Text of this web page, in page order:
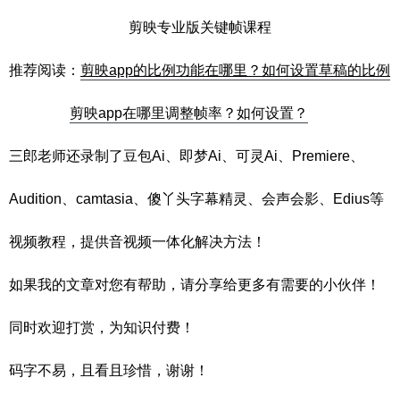
剪映专业版关键帧课程
推荐阅读： 剪映app的比例功能在哪里？如何设置草稿的比例
剪映app在哪里调整帧率？如何设置？
三郎老师还录制了豆包Ai、即梦Ai、可灵Ai、Premiere、
Audition、camtasia、傻丫头字幕精灵、会声会影、Edius等
视频教程，提供音视频一体化解决方法！
如果我的文章对您有帮助，请分享给更多有需要的小伙伴！
同时欢迎打赏，为知识付费！
码字不易，且看且珍惜，谢谢！